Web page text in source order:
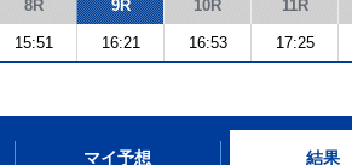
8R 9R 10R 11R
15:51 16:21 16:53 17:25
マイ予想 結果